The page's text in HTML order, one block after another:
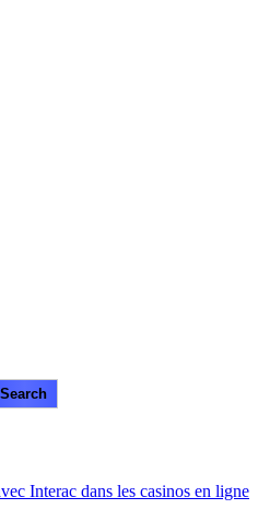
Search
Interac dans les casinos en ligne